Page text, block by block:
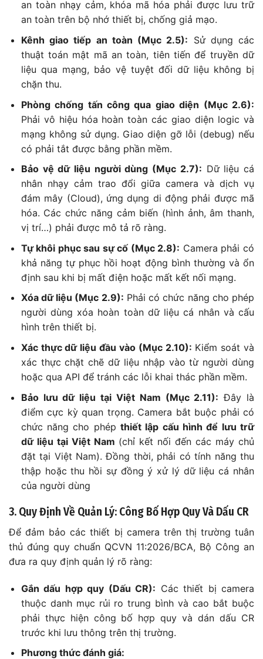
an toàn nhạy cảm, khóa mã hóa phải được lưu trữ
an toàn trên bộ nhớ thiết bị, chống giả mạo.
Kênh giao tiếp an toàn (Mục 2.5): Sử dụng các
thuật toán mật mã an toàn, tiên tiến để truyền dữ
liệu qua mạng, bảo vệ tuyệt đối dữ liệu không bị
chặn thu.
Phòng chống tấn công qua giao diện (Mục 2.6):
Phải vô hiệu hóa hoàn toàn các giao diện logic và
mạng không sử dụng. Giao diện gỡ lỗi (debug) nếu
có phải tắt được bằng phần mềm.
Bảo vệ dữ liệu người dùng (Mục 2.7): Dữ liệu cá
nhân nhạy cảm trao đổi giữa camera và dịch vụ
đám mây (Cloud), ứng dụng di động phải được mã
hóa. Các chức năng cảm biến (hình ảnh, âm thanh,
vị trí…) phải được mô tả rõ ràng.
Tự khôi phục sau sự cố (Mục 2.8): Camera phải có
khả năng tự phục hồi hoạt động bình thường và ổn
định sau khi bị mất điện hoặc mất kết nối mạng.
Xóa dữ liệu (Mục 2.9): Phải có chức năng cho phép
người dùng xóa hoàn toàn dữ liệu cá nhân và cấu
hình trên thiết bị.
Xác thực dữ liệu đầu vào (Mục 2.10): Kiểm soát và
xác thực chặt chẽ dữ liệu nhập vào từ người dùng
hoặc qua API để tránh các lỗi khai thác phần mềm.
Bảo lưu dữ liệu tại Việt Nam (Mục 2.11): Đây là
điểm cực kỳ quan trọng. Camera bắt buộc phải có
chức năng cho phépthiết lập cấu hình để lưu trữ
dữ liệu tại Việt Nam (chỉ kết nối đến các máy chủ
đặt tại Việt Nam). Đồng thời, phải có tính năng thu
thập hoặc thu hồi sự đồng ý xử lý dữ liệu cá nhân
của người dùng
3. Quy Định Về Quản Lý: Công Bố Hợp Quy Và Dấu CR
Để đảm bảo các thiết bị camera trên thị trường tuân
thủ đúng quy chuẩn QCVN 11:2026/BCA, Bộ Công an
đưa ra quy định quản lý rõ ràng:
Gắn dấu hợp quy (Dấu CR): Các thiết bị camera
thuộc danh mục rủi ro trung bình và cao bắt buộc
phải thực hiện công bố hợp quy và dán dấu CR
trước khi lưu thông trên thị trường.
Phương thức đánh giá: